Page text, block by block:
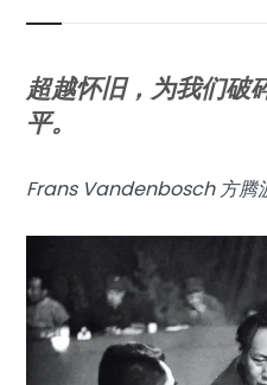
超越怀旧，为我们破
平。
Frans Vandenbosch 方腾